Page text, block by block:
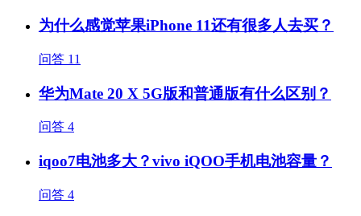
为什么感觉苹果iPhone 11还有很多人去买？
问答 11
华为Mate 20 X 5G版和普通版有什么区别？
问答 4
iqoo7电池多大？vivo iQOO手机电池容量？
问答 4